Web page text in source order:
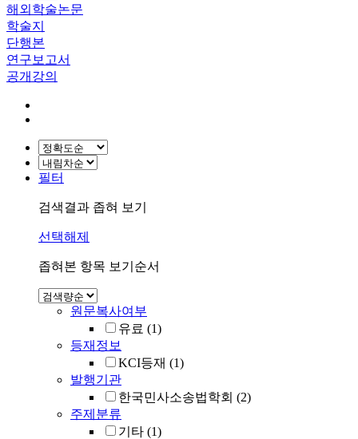
해외학술논문
학술지
단행본
연구보고서
공개강의
필터
검색결과 좁혀 보기
선택해제
좁혀본 항목 보기순서
원문복사여부
유료 (1)
등재정보
KCI등재 (1)
발행기관
한국민사소송법학회 (2)
주제분류
기타 (1)